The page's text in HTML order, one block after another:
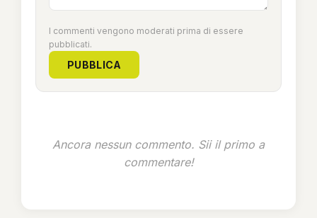
I commenti vengono moderati prima di essere
pubblicati.
PUBBLICA
Ancora nessun commento. Sii il primo a
commentare!